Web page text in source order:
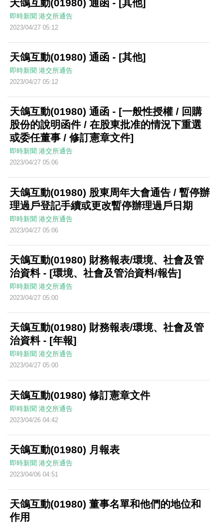
天鴿互動(01980) 通函 - [其他]
即時新聞 港交所通告
2023/04/27 05:12
天鴿互動(01980) 通函 - [其他]
即時新聞 港交所通告
2023/04/27 05:12
天鴿互動(01980) 通函 - [一般性授權 / 回購
股份的說明函件 / 在股東批准的情況下重選
或委任董事 / 修訂憲章文件]
即時新聞 港交所通告
2023/04/27 05:06
天鴿互動(01980) 股東周年大會通告 / 暫停辦
理過戶登記手續或更改暫停辦理過戶日期
即時新聞 港交所通告
2023/04/27 05:06
天鴿互動(01980) 財務報表/環境、社會及管
治資料 - [環境、社會及管治資料/報告]
即時新聞 港交所通告
2023/04/27 05:00
天鴿互動(01980) 財務報表/環境、社會及管
治資料 - [年報]
即時新聞 港交所通告
2023/04/27 05:00
天鴿互動(01980) 修訂憲章文件
即時新聞 港交所通告
2023/04/26 04:42
天鴿互動(01980) 月報表
即時新聞 港交所通告
2023/04/06 04:51
天鴿互動(01980) 董事名單和他們的地位和
作用